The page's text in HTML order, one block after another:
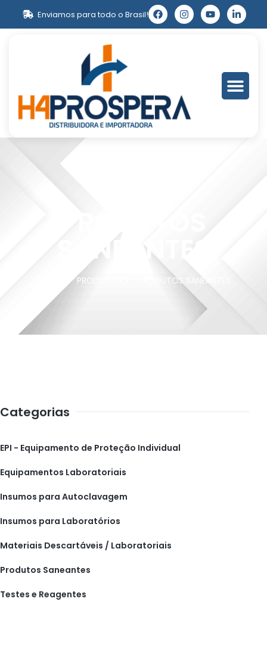
Enviamos para todo o Brasil!
SANEANTES
PRODUTOS PRODUTOS SANEANTES
Categorias
EPI - Equipamento de Proteção Individual
Equipamentos Laboratoriais
Insumos para Autoclavagem
Insumos para Laboratórios
Materiais Descartáveis / Laboratoriais
Produtos Saneantes
Testes e Reagentes